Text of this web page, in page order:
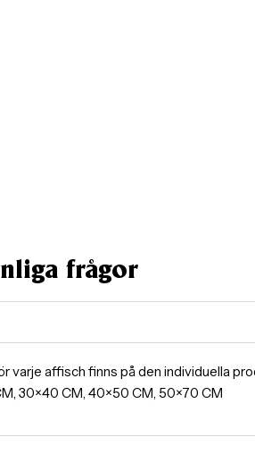
frågor
affisch finns på den individuella
30×40 CM, 40×50 CM, 50×70 CM